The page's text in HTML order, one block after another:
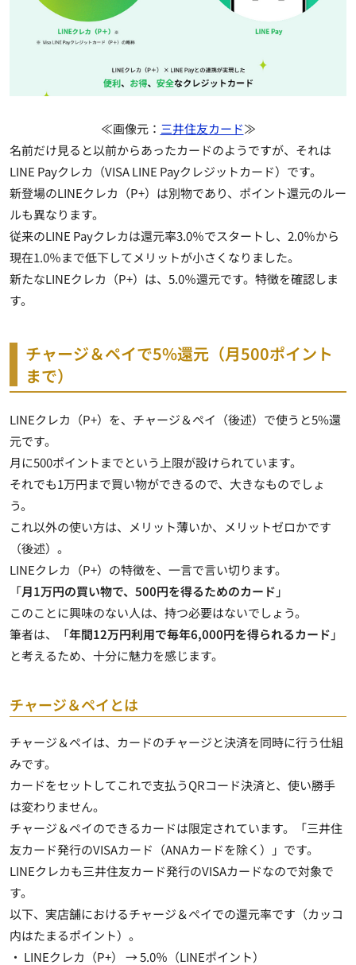
≪画像元： 三井住友カード≫
名前だけ見ると以前からあったカードのようですが、それは
LINE Payクレカ（VISA LINE Payクレジットカード）です。
新登場のLINEクレカ（P+）は別物であり、ポイント還元のルー
ルも異なります。
従来のLINE Payクレカは還元率3.0％でスタートし、2.0％から
現在1.0％まで低下してメリットが小さくなりました。
新たなLINEクレカ（P+）は、5.0％還元です。特徴を確認しま
す。
チャージ＆ペイで5%還元（月500ポイント
まで）
LINEクレカ（P+）を、チャージ＆ペイ（後述）で使うと5%還
元です。
月に500ポイントまでという上限が設けられています。
それでも1万円まで買い物ができるので、大きなものでしょ
う。
これ以外の使い方は、メリット薄いか、メリットゼロかです
（後述）。
LINEクレカ（P+）の特徴を、一言で言い切ります。
「月1万円の買い物で、500円を得るためのカード 」
このことに興味のない人は、持つ必要はないでしょう。
筆者は、「年間12万円利用で毎年6,000円を得られるカード 」
と考えるため、十分に魅力を感じます。
チャージ＆ペイとは
チャージ＆ペイは、カードのチャージと決済を同時に行う仕組
みです。
カードをセットしてこれで支払うQRコード決済と、使い勝手
は変わりません。
チャージ＆ペイのできるカードは限定されています。「三井住
友カード発行のVISAカード（ANAカードを除く）」です。
LINEクレカも三井住友カード発行のVISAカードなので対象で
す。
以下、実店舗におけるチャージ＆ペイでの還元率です（カッコ
内はたまるポイント）。
・ LINEクレカ（P+） → 5.0％（LINEポイント）